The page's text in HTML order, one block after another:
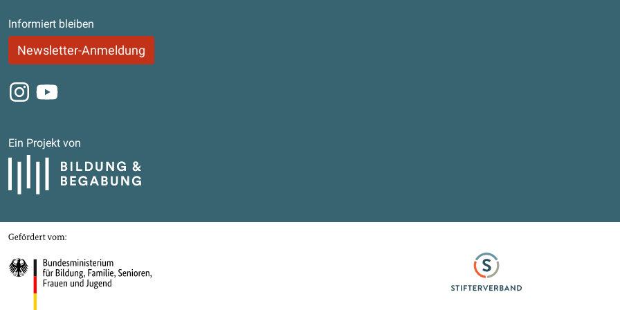
Informiert bleiben
Newsletter-Anmeldung
Instagram
Youtube
Ein Projekt von
Bildung und Begabung
Gefördert von
Bundesministerium für Bildung, Familie, Senioren, Frauen und Jugend
Stifterverband